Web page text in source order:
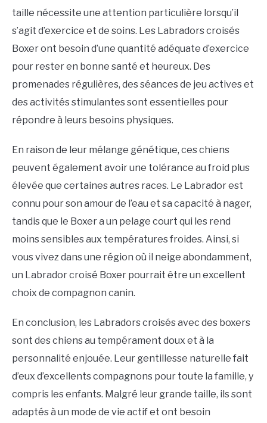
taille nécessite une attention particulière lorsqu’il
s’agit d’exercice et de soins. Les Labradors croisés
Boxer ont besoin d’une quantité adéquate d’exercice
pour rester en bonne santé et heureux. Des
promenades régulières, des séances de jeu actives et
des activités stimulantes sont essentielles pour
répondre à leurs besoins physiques.
En raison de leur mélange génétique, ces chiens
peuvent également avoir une tolérance au froid plus
élevée que certaines autres races. Le Labrador est
connu pour son amour de l’eau et sa capacité à nager,
tandis que le Boxer a un pelage court qui les rend
moins sensibles aux températures froides. Ainsi, si
vous vivez dans une région où il neige abondamment,
un Labrador croisé Boxer pourrait être un excellent
choix de compagnon canin.
En conclusion, les Labradors croisés avec des boxers
sont des chiens au tempérament doux et à la
personnalité enjouée. Leur gentillesse naturelle fait
d’eux d’excellents compagnons pour toute la famille, y
compris les enfants. Malgré leur grande taille, ils sont
adaptés à un mode de vie actif et ont besoin